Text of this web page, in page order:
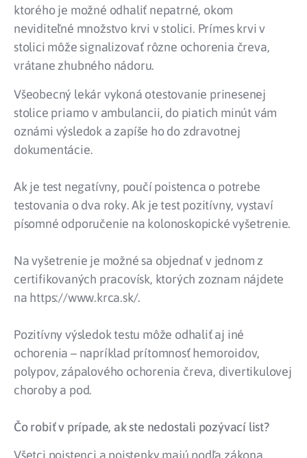
ktorého je možné odhaliť nepatrné, okom
neviditeľné množstvo krvi v stolici. Prímes krvi v
stolici môže signalizovať rôzne ochorenia čreva,
vrátane zhubného nádoru.
Všeobecný lekár vykoná otestovanie prinesenej
stolice priamo v ambulancii, do piatich minút vám
oznámi výsledok a zapíše ho do zdravotnej
dokumentácie.
Ak je test negatívny, poučí poistenca o potrebe
testovania o dva roky. Ak je test pozitívny, vystaví
písomné odporučenie na kolonoskopické vyšetrenie.
Na vyšetrenie je možné sa objednať v jednom z
certifikovaných pracovísk, ktorých zoznam nájdete
na https://www.krca.sk/.
Pozitívny výsledok testu môže odhaliť aj iné
ochorenia – napríklad prítomnosť hemoroidov,
polypov, zápalového ochorenia čreva, divertikulovej
choroby a pod.
Čo robiť v prípade, ak ste nedostali pozývací list?
Všetci poistenci a poistenky majú podľa zákona